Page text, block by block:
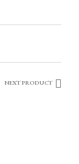
NEXT PRODUCT